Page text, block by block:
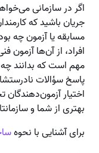
اگر در سازمانی
جریان باشید که
مسابقه یا آزمون چه
افراد، از آن‌ها
مهم است که بدانند چه
پاسخ سؤالات
اختیار
بهتری از شما و
برای آشنایی با نحوه